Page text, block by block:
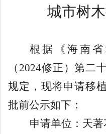
城市树
根据《海南省
（ 2024修正）第二
规定，现将申请移
批前公示如下：
申请单位：天